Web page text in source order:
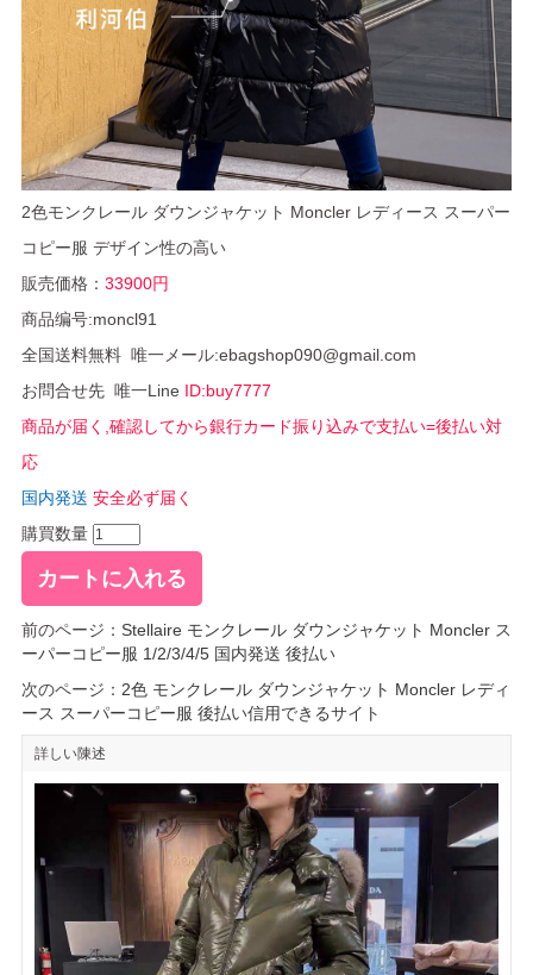
2色モンクレール ダウンジャケット Moncler レディース スーパー
コピー服 デザイン性の高い
販売価格： 33900円
商品编号:moncl91
全国送料無料 唯一メール:ebagshop090@gmail.com
お問合せ先 唯一Line ID:buy7777
商品が届く,確認してから銀行カード振り込みで支払い=後払い対
応
国内発送 安全必ず届く
購買数量
前のページ： Stellaire モンクレール ダウンジャケット Moncler ス
ーパーコピー服 1/2/3/4/5 国内発送 後払い
次のページ： 2色 モンクレール ダウンジャケット Moncler レディ
ース スーパーコピー服 後払い信用できるサイト
詳しい陳述